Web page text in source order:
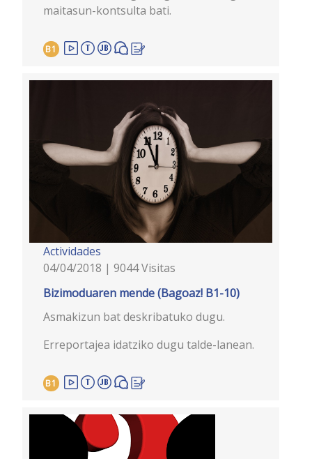
maitasun-kontsulta bati.
B1
Actividades
04/04/2018 | 9044 Visitas
Bizimoduaren mende (Bagoaz! B1-10)
Asmakizun bat deskribatuko dugu.
Erreportajea idatziko dugu talde-lanean.
B1